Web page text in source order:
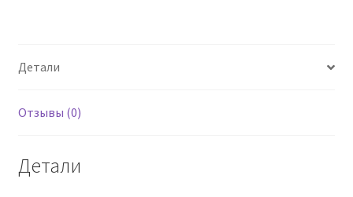
Детали
Отзывы (0)
Детали